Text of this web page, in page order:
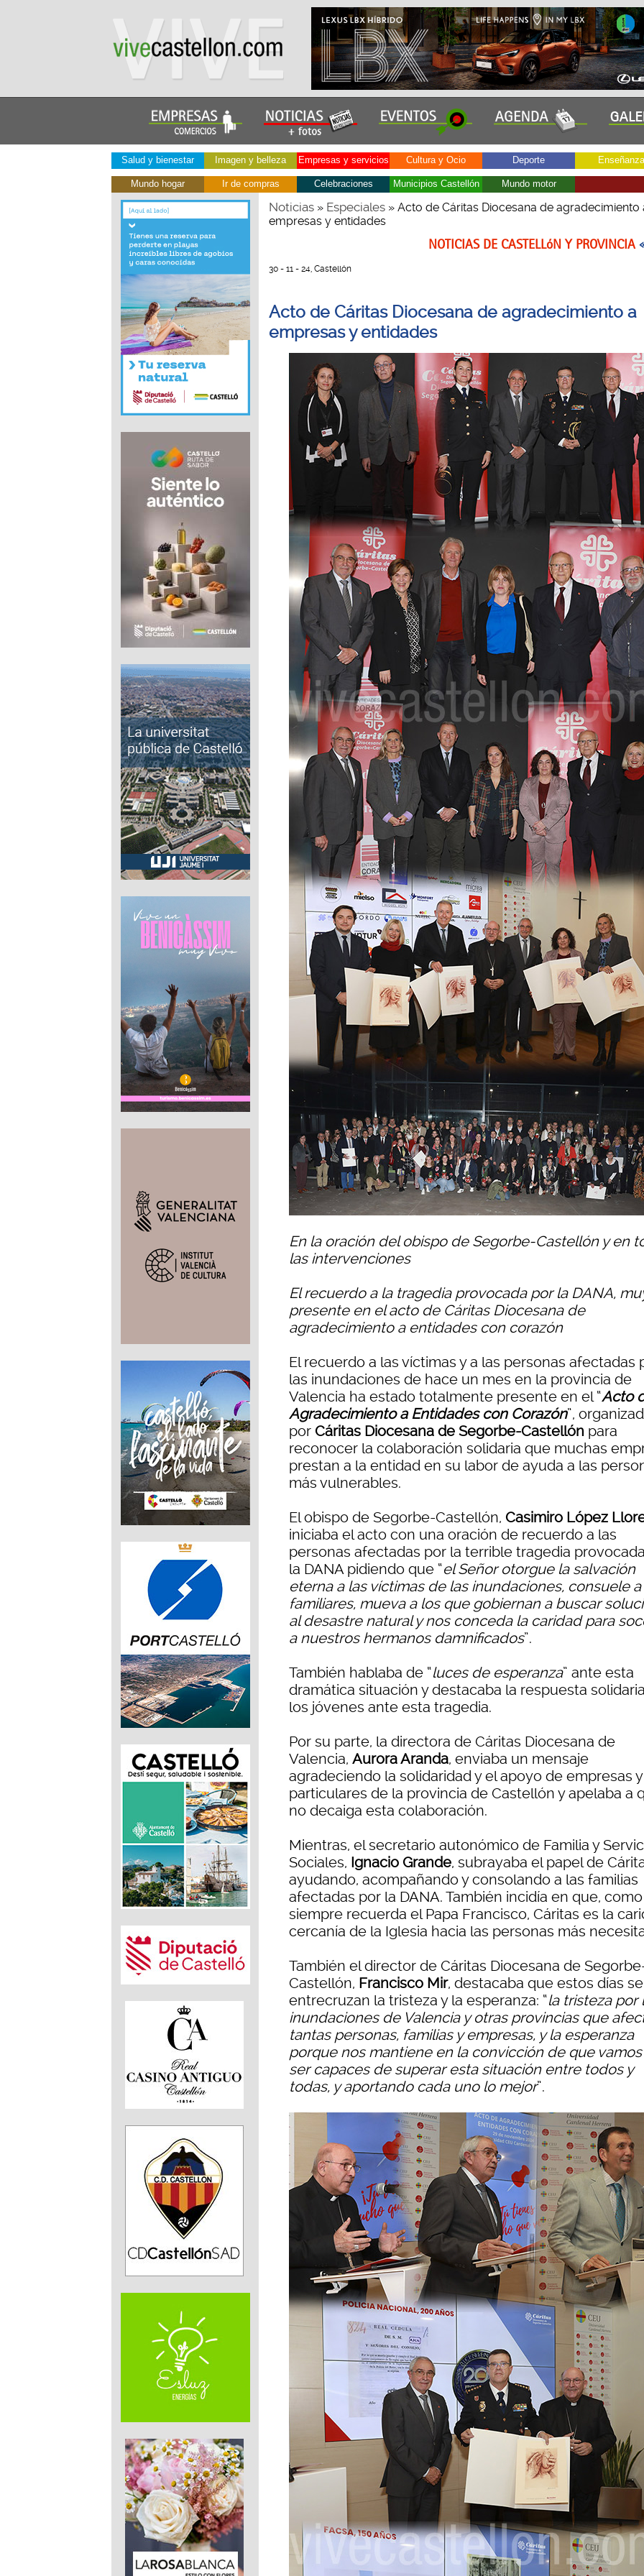
Salud y bienestar Imagen y belleza Empresas y servicios Cultura y Ocio Deporte Enseñanza
Mundo hogar Ir de compras Celebraciones Municipios Castellón Mundo motor
Noticias» Especiales» Acto de Cáritas Diocesana de agradecimiento
empresas y entidades
NOTICIAS DE CASTELLóN Y PROVINCIA
30 - 11 - 24, Castellón
Acto de Cáritas Diocesana de agradecimiento a
empresas y entidades
En la oración del obispo de Segorbe-Castellón y en
las intervenciones
El recuerdo a la tragedia provocada por la DANA,
presente en el acto de Cáritas Diocesana de
agradecimiento a entidades con corazón
El recuerdo a las víctimas y a las personas afectadas
las inundaciones de hace un mes en la provincia de
Valencia ha estado totalmente presente en el “Acto
Agradecimiento a Entidades con Corazón”,
por Cáritas Diocesana de Segorbe-Castellón para
reconocer la colaboración solidaria que muchas
prestan a la entidad en su labor de ayuda a las
más vulnerables.
El obispo de Segorbe-Castellón, Casimiro López
iniciaba el acto con una oración de recuerdo a las
personas afectadas por la terrible tragedia
la DANA pidiendo que “el Señor otorgue la salvación
eterna a las víctimas de las inundaciones, consuele a
familiares, mueva a los que gobiernan a buscar
al desastre natural y nos conceda la caridad para
a nuestros hermanos damnificados”.
También hablaba de “luces de esperanza” ante esta
dramática situación y destacaba la respuesta
los jóvenes ante esta tragedia.
Por su parte, la directora de Cáritas Diocesana de
Valencia, Aurora Aranda, enviaba un mensaje
agradeciendo la solidaridad y el apoyo de empresas y
particulares de la provincia de Castellón y apelaba a
no decaiga esta colaboración.
Mientras, el secretario autonómico de Familia y
Sociales, Ignacio Grande, subrayaba el papel de
ayudando, acompañando y consolando a las familias
afectadas por la DANA. También incidía en que, como
siempre recuerda el Papa Francisco, Cáritas es la
cercanía de la Iglesia hacia las personas más
También el director de Cáritas Diocesana de
Castellón, Francisco Mir, destacaba que estos días se
entrecruzan la tristeza y la esperanza: “la tristeza por
inundaciones de Valencia y otras provincias que
tantas personas, familias y empresas, y la esperanza
porque nos mantiene en la convicción de que vamos
ser capaces de superar esta situación entre todos y
todas, y aportando cada uno lo mejor”.